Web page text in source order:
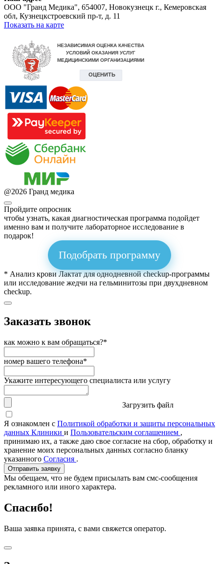
ООО "Гранд Медика", 654007, Новокузнецк г., Кемеровская
обл, Кузнецкстроевский пр-т, д. 11
Показать на карте
@2026 Гранд медика
Пройдите опросник
чтобы узнать, какая диагностическая программа подойдет
именно вам и получите лабораторное исследование в
подарок!
Подобрать программу
* Анализ крови Лактат для однодневной checkup-программы
или исследование жедчи на гельминитозы при двухдневном
checkup.
Заказать звонок
как можно к вам обращаться?*
номер вашего телефона*
Укажите интересующего специалиста или услугу
Загрузить файл
Я ознакомлен с Политикой обработки и защиты персональных
данных Клиники и Пользовательским соглашением ,
принимаю их, а также даю свое согласие на сбор, обработку и
хранение моих персональных данных согласно бланку
указанного Согласия .
Отправить заявку
Мы обещаем, что не будем присылать вам смс-сообщения
рекламного или иного характера.
Спасибо!
Ваша заявка принята, с вами свяжется оператор.